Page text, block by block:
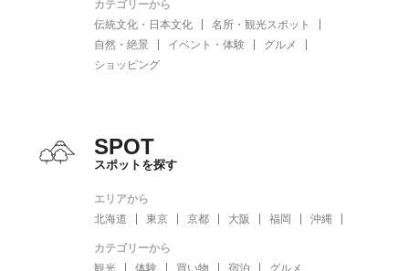
カテゴリーから
伝統文化・日本文化
名所・観光スポット
自然・絶景
イベント・体験
グルメ
ショッピング
SPOT
スポットを探す
エリアから
北海道
東京 京都 大阪 福岡 沖縄
カテゴリーから